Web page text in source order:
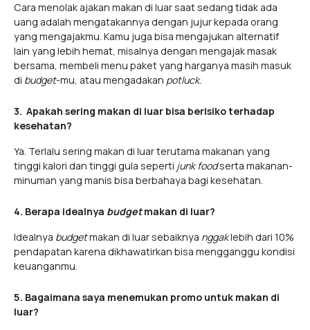
Cara menolak ajakan makan di luar saat sedang tidak ada
uang adalah mengatakannya dengan jujur kepada orang
yang mengajakmu. Kamu juga bisa mengajukan alternatif
lain yang lebih hemat, misalnya dengan mengajak masak
bersama, membeli menu paket yang harganya masih masuk
di budget-mu, atau mengadakan potluck.
3. Apakah sering makan di luar bisa berisiko terhadap
kesehatan?
Ya. Terlalu sering makan di luar terutama makanan yang
tinggi kalori dan tinggi gula seperti junk foodserta makanan-
minuman yang manis bisa berbahaya bagi kesehatan.
4. Berapa idealnya budgetmakan di luar?
Idealnya budgetmakan di luar sebaiknya nggaklebih dari 10%
pendapatan karena dikhawatirkan bisa mengganggu kondisi
keuanganmu.
5. Bagaimana saya menemukan promo untuk makan di
luar?